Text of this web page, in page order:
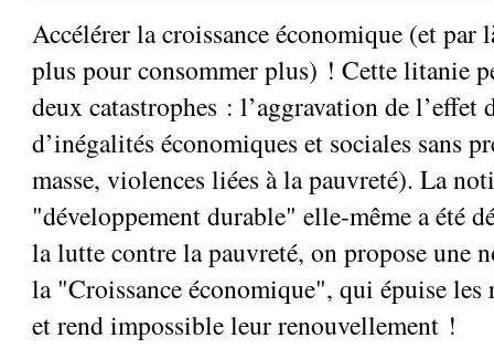
Accélérer la croissance économique (et par
plus pour consommer plus) ! Cette litanie
deux catastrophes : l’aggravation de l’effet
d’inégalités économiques et sociales sans
masse, violences liées à la pauvreté). La
"développement durable" elle-même a été
la lutte contre la pauvreté, on propose une
la "Croissance économique", qui épuise les
et rend impossible leur renouvellement !